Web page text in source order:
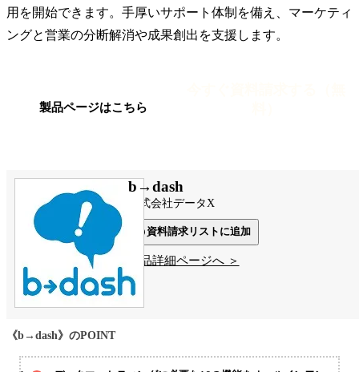
用を開始できます。手厚いサポート体制を備え、マーケティ
ングと営業の分断解消や成果創出を支援します。
製品ページはこちら
b→dash
株式会社データX
資料請求リストに追加
製品詳細ページへ ＞
《b→dash》のPOINT